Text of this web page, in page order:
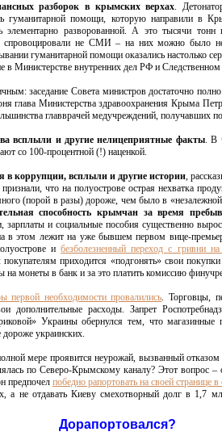
разборок в крымских верхах.
гуманитарной помощи, которую направили в
элементарно разворованной. А это тысячи тонн
не СМИ – на них можно было не
гуманитарной помощи оказались настолько
в Министерстве внутренних дел РФ и Следственном
заседание Совета министров достаточно
глава Министерства здравоохранения Крыма
главврачей медучреждений, получавших
всплыли и другие нелицеприятные факты. В
со 100-процентной (!) наценкой.
в коррупции, всплыли и другие истории,
что на полуострове острая нехватка
(порой в разы) дороже, чем было в
способность крымчан за время
зарплаты и социальные пособия существенно
в этом лежит на уже бывшем первом вице-
ибезболезненный переход с гривни
приходится «подгонять» свои
на монеты в банк и за это платить комиссию
первой необходимости провалились. Торговцы,
дополнительные расходы. Запрет
Украины обернулся тем, что магазинные
дороже украинских.
мере проявится неурожай, вызванный
по Северо-Крымскому каналу? Этот
предпочел победно рапортовать на своей странице
не отдавать Киеву смехотворный долг в 1,7
Дорапортовался?